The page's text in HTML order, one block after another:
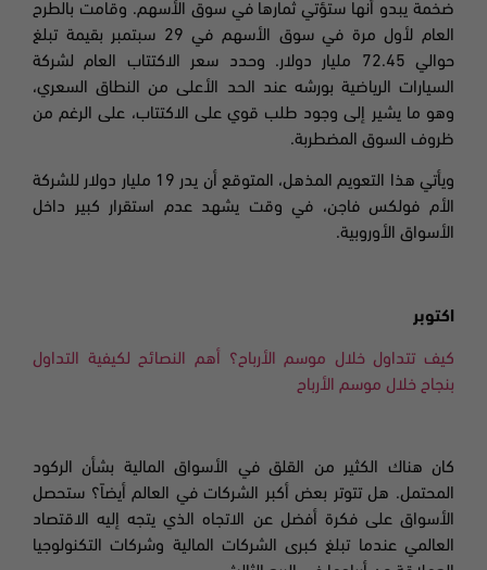
ضخمة يبدو أنها ستؤتي ثمارها في سوق الأسهم. وقامت بالطرح
العام لأول مرة في سوق الأسهم في 29 سبتمبر بقيمة تبلغ
حوالي 72.45 مليار دولار. وحدد سعر الاكتتاب العام لشركة
السيارات الرياضية بورشه عند الحد الأعلى من النطاق السعري،
وهو ما يشير إلى وجود طلب قوي على الاكتتاب، على الرغم من
ظروف السوق المضطربة.
ويأتي هذا التعويم المذهل، المتوقع أن يدر 19 مليار دولار للشركة
الأم فولكس فاجن، في وقت يشهد عدم استقرار كبير داخل
الأسواق الأوروبية.
اكتوبر
كيف تتداول خلال موسم الأرباح؟ أهم النصائح لكيفية التداول
بنجاح خلال موسم الأرباح
كان هناك الكثير من القلق في الأسواق المالية بشأن الركود
المحتمل. هل تتوتر بعض أكبر الشركات في العالم أيضاً؟ ستحصل
الأسواق على فكرة أفضل عن الاتجاه الذي يتجه إليه الاقتصاد
العالمي عندما تبلغ كبرى الشركات المالية وشركات التكنولوجيا